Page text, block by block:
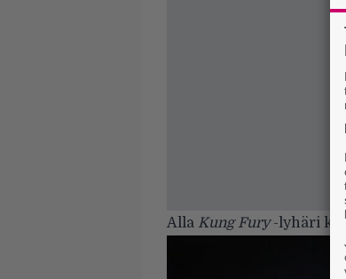
Alla Kung Fury-lyhäri